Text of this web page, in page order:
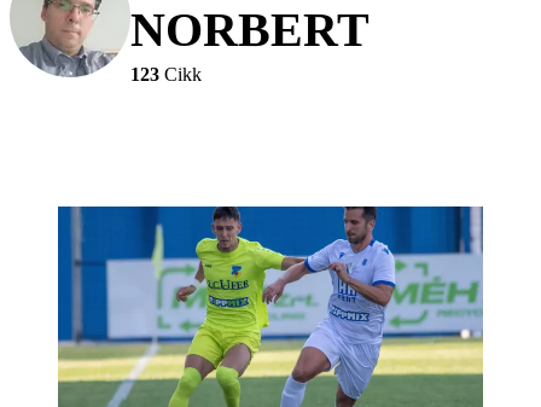
NORBERT
123 Cikk